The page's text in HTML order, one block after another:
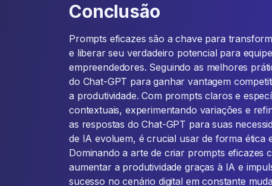
Conclusão
Prompts eficazes são a chave para
e liberar seu verdadeiro potencial para
empreendedores. Seguindo as melhores
do Chat-GPT para ganhar vantagem
a produtividade. Com prompts claros e
contextuais, experimentando variações e
as respostas do Chat-GPT para suas
de IA evoluem, é crucial usar de forma ética
Dominando a arte de criar prompts eficazes
aumentar a produtividade graças à IA e
sucesso no cenário digital em constante